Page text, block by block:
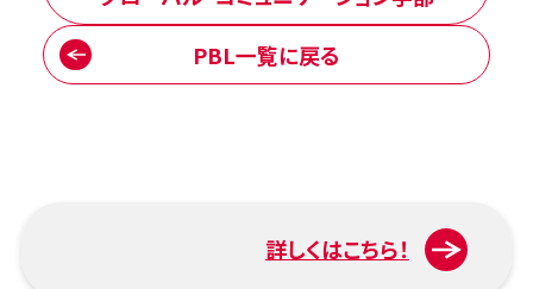
PBL一覧に戻る
詳しくはこちら！